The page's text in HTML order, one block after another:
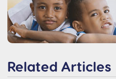
Related Articles